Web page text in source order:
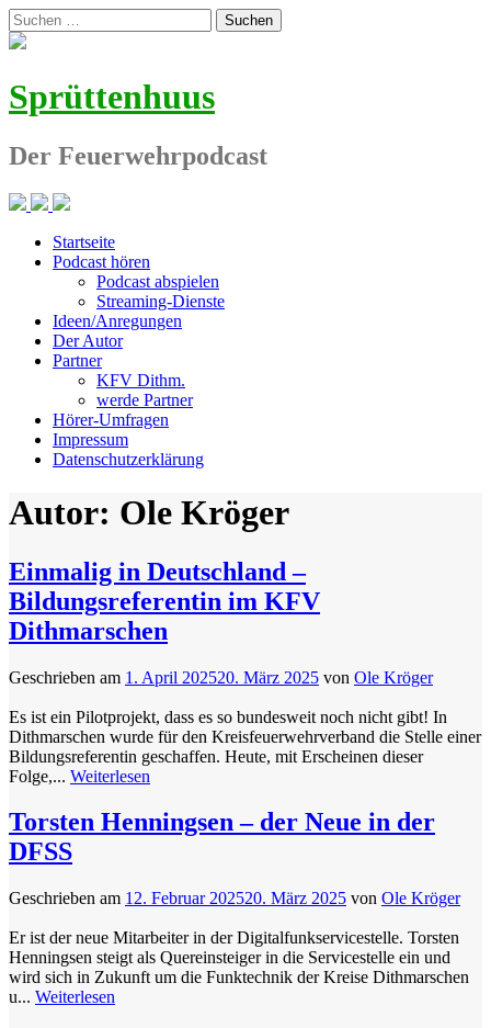
Zum
Inhalt
Suchen
nach:
Sprüttenhuus
Der Feuerwehrpodcast
Startseite
Podcast hören
Podcast abspielen
Streaming-Dienste
Ideen/Anregungen
Der Autor
Partner
KFV Dithm.
werde Partner
Hörer-Umfragen
Impressum
Datenschutzerklärung
Autor: Ole Kröger
Einmalig in Deutschland –
Bildungsreferentin im KFV
Dithmarschen
Geschrieben am 1. April 202520. März 2025 von Ole Kröger
Es ist ein Pilotprojekt, dass es so bundesweit noch nicht gibt! In
Dithmarschen wurde für den Kreisfeuerwehrverband die Stelle einer
Bildungsreferentin geschaffen. Heute, mit Erscheinen dieser
Folge,... Weiterlesen
Torsten Henningsen – der Neue in der
DFSS
Geschrieben am 12. Februar 202520. März 2025 von Ole Kröger
Er ist der neue Mitarbeiter in der Digitalfunkservicestelle. Torsten
Henningsen steigt als Quereinsteiger in die Servicestelle ein und
wird sich in Zukunft um die Funktechnik der Kreise Dithmarschen
u... Weiterlesen